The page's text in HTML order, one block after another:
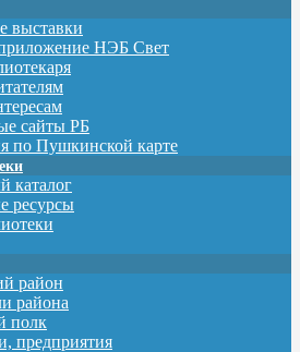
выставки
НЭБ Свет
сайты РБ
по Пушкинской карте
каталог
ресурсы
район
района
полк
предприятия